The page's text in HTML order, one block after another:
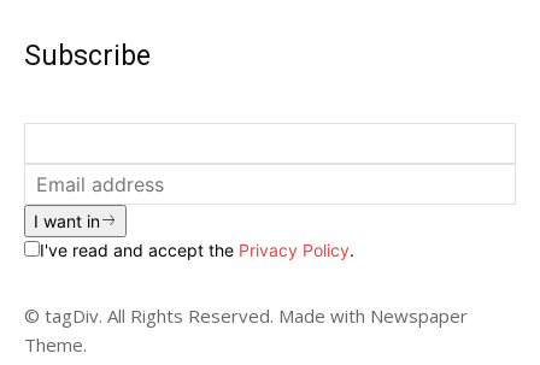
Subscribe
I want in
I've read and accept the Privacy Policy.
© tagDiv. All Rights Reserved. Made with Newspaper
Theme.